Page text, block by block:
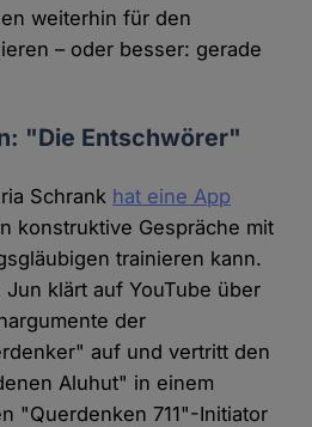
weiterhin für den
– oder besser: gerade
"Die Entschwörer"
Schrank hat eine App
konstruktive Gespräche mit
trainieren kann.
klärt auf YouTube über
der
auf und vertritt den
Aluhut" in einem
"Querdenken 711"-Initiator